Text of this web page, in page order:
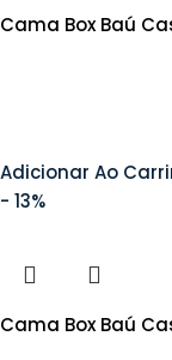
Cama Box Baú
Adicionar Ao
- 13%
Cama Box Baú